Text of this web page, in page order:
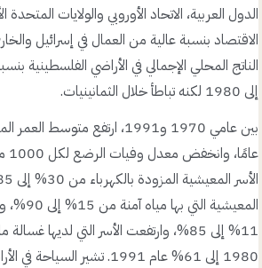
الدول العربية، الاتحاد الأوروبي والولايات المتحدة
الاقتصاد بنسبة عالية من العمال في إسرائيل
إلى 1980 لكنه تباطأ خلال الثمانينيات.
المعيشية
1980 إلى 61% عام 1991. تشير